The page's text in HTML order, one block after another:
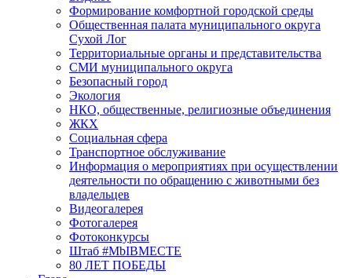
Формирование комфортной городской среды
Общественная палата муниципального округа
Сухой Лог
Территориальные органы и представительства
СМИ муниципального округа
Безопасный город
Экология
НКО, общественные, религиозные объединения
ЖКХ
Социальная сфера
Транспортное обслуживание
Информация о мероприятиях при осуществлении
деятельности по обращению с животными без
владельцев
Видеогалерея
Фотогалерея
Фотоконкурсы
Штаб #MbIBMECTE
80 ЛЕТ ПОБЕДЫ